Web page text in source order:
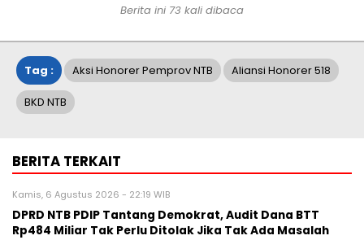
Berita ini 73 kali dibaca
Tag : Aksi Honorer Pemprov NTB Aliansi Honorer 518
BKD NTB
BERITA TERKAIT
Kamis, 6 Agustus 2026 - 22:19 WIB
DPRD NTB PDIP Tantang Demokrat, Audit Dana BTT
Rp484 Miliar Tak Perlu Ditolak Jika Tak Ada Masalah